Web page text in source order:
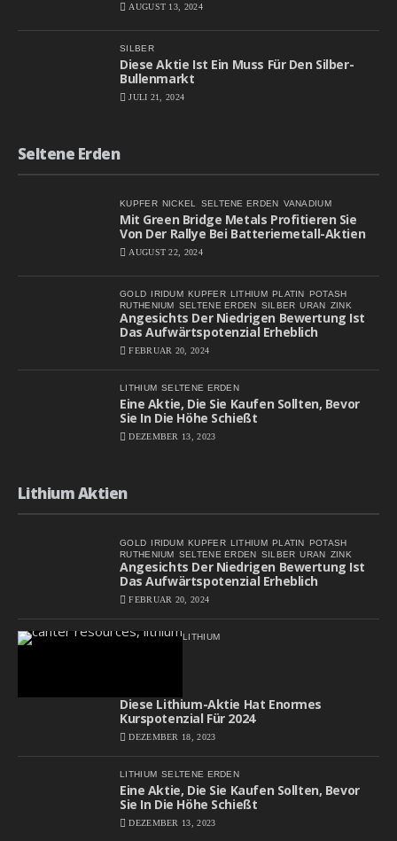
AUGUST 13, 2024
SILBER
Diese Aktie Ist Ein Muss Für Den Silber-
Bullenmarkt
JULI 21, 2024
Seltene Erden
KUPFER NICKEL SELTENE ERDEN VANADIUM
Mit Green Bridge Metals Profitieren Sie
Von Der Rallye Bei Batteriemetall-Aktien
AUGUST 22, 2024
GOLD IRIDUM KUPFER LITHIUM PLATIN POTASH
RUTHENIUM SELTENE ERDEN SILBER URAN ZINK
Angesichts Der Niedrigen Bewertung Ist
Das Aufwärtspotenzial Erheblich
FEBRUAR 20, 2024
LITHIUM SELTENE ERDEN
Eine Aktie, Die Sie Kaufen Sollten, Bevor
Sie In Die Höhe Schießt
DEZEMBER 13, 2023
Lithium Aktien
GOLD IRIDUM KUPFER LITHIUM PLATIN POTASH
RUTHENIUM SELTENE ERDEN SILBER URAN ZINK
Angesichts Der Niedrigen Bewertung Ist
Das Aufwärtspotenzial Erheblich
FEBRUAR 20, 2024
LITHIUM
Diese Lithium-Aktie Hat Enormes
Kurspotenzial Für 2024
DEZEMBER 18, 2023
LITHIUM SELTENE ERDEN
Eine Aktie, Die Sie Kaufen Sollten, Bevor
Sie In Die Höhe Schießt
DEZEMBER 13, 2023